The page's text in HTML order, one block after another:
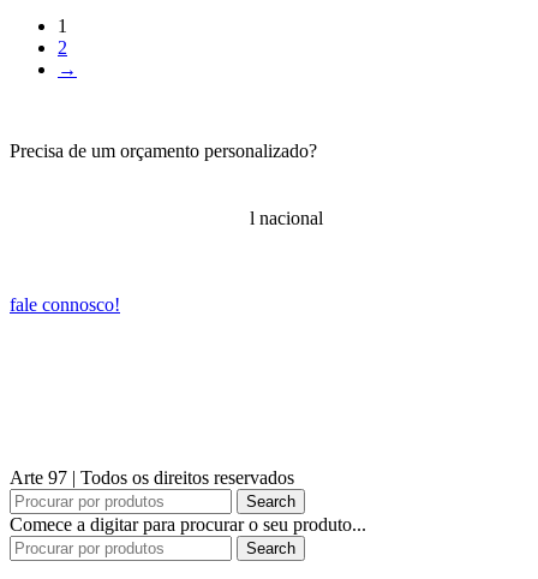
1
2
→
Precisa de um orçamento personalizado?
l nacional
fale connosco!
Arte 97 | Todos os direitos reservados
Search
Comece a digitar para procurar o seu produto...
Search